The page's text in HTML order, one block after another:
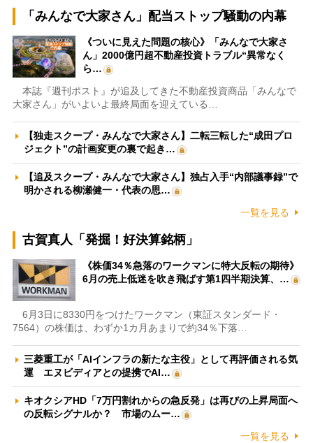
「みんなで大家さん」配当ストップ騒動の内幕
《ついに見えた問題の核心》「みんなで大家さ
ん」2000億円超不動産投資トラブル“異常なく
ら…
本誌『週刊ポスト』が追及してきた不動産投資商品「みんなで
大家さん」がいよいよ最終局面を迎えている…
【独走スクープ・みんなで大家さん】二転三転した“成田プロ
ジェクト”の計画変更の裏で起き…
【追及スクープ・みんなで大家さん】独占入手“内部議事録”で
明かされる柳瀬健一・代表の思…
一覧を見る
古賀真人「発掘！好決算銘柄」
《株価34％急落のワークマンに特大反転の期待》
6月の売上低迷を吹き飛ばす第1四半期決算、…
6月3日に8330円をつけたワークマン（東証スタンダード・
7564）の株価は、わずか1カ月あまりで約34％下落…
三菱重工が「AIインフラの新たな主役」として再評価される気
運 エヌビディアとの提携でAI…
キオクシアHD「7万円割れからの急反発」は再びの上昇局面へ
の反転シグナルか？ 市場のムー…
一覧を見る